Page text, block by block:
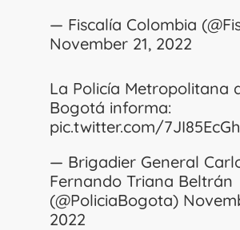
— Fiscalía Colombia
November 21, 2022
La Policía Metropolitana
Bogotá informa:
pic.twitter.com/
— Brigadier General
Fernando Triana Beltrán
(@PoliciaBogota)
2022